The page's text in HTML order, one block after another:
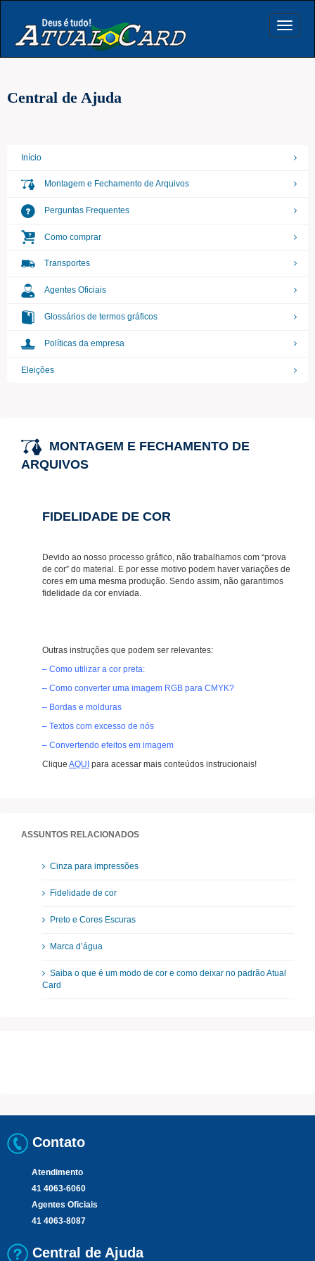
Toggle
Central de Ajuda
Início
Montagem e Fechamento de Arquivos
Perguntas Frequentes
Como comprar
Transportes
Agentes Oficiais
Glossários de termos gráficos
Políticas da empresa
Eleições
MONTAGEM E FECHAMENTO DE
ARQUIVOS
FIDELIDADE DE COR
Devido ao nosso processo gráfico, não trabalhamos com “prova
de cor” do material. E por esse motivo podem haver variações de
cores em uma mesma produção. Sendo assim, não garantimos
fidelidade da cor enviada.
Outras instruções que podem ser relevantes:
– Como utilizar a cor preta:
– Como converter uma imagem RGB para CMYK?
– Bordas e molduras
– Textos com excesso de nós
– Convertendo efeitos em imagem
Clique AQUI para acessar mais conteúdos instrucionais!
ASSUNTOS RELACIONADOS
Cinza para impressões
Fidelidade de cor
Preto e Cores Escuras
Marca d’água
Saiba o que é um modo de cor e como deixar no padrão Atual
Card
Contato
Atendimento
41 4063-6060
Agentes Oficiais
41 4063-8087
Central de Ajuda